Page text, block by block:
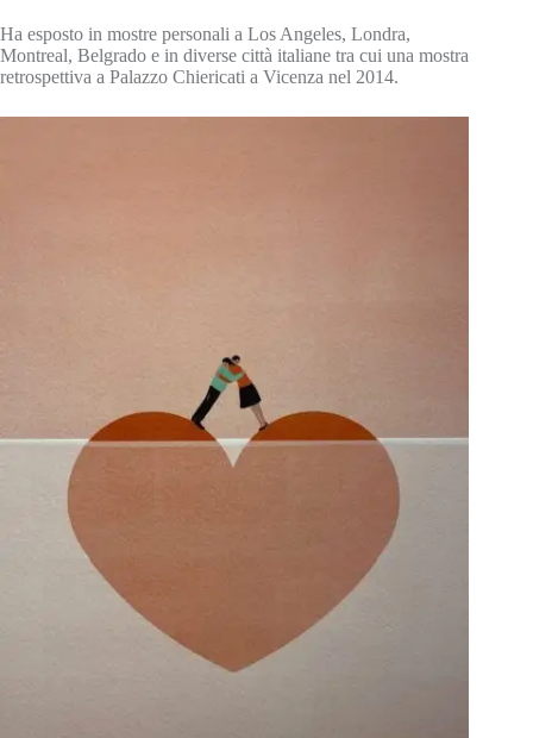
Ha esposto in mostre personali a Los Angeles, Londra,
Montreal, Belgrado e in diverse città italiane tra cui una mostra
retrospettiva a Palazzo Chiericati a Vicenza nel 2014.